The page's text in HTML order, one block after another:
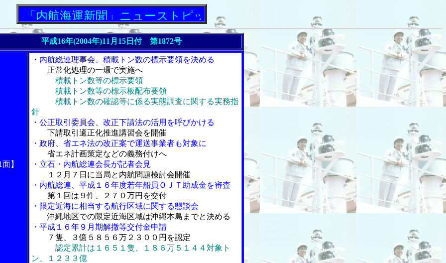
内航海運新聞」ニューストピックス
平成16年(2004年)11月15日付 第1872号
】
・内航総連理事会、積載トン数の標示要領を決める
正常化処理の一環で実施へ
積載トン数等の標示要領
積載トン数等の標示板配布要領
積載トン数の確認等に係る実態調査に関する実務指
針
・公正取引委員会、改正下請法の活用を呼びかける
下請取引適正化推進講習会を開催
・政府、省エネ法の改正案で運送事業者も対象に
省エネ計画策定などの義務付けへ
・立石・内航総連会長が記者会見
１２月７日に当局と内航問題検討会開催
・内航総連、平成１６年度若年船員ＯＪＴ助成金を審査
第１回は９件、２７０万円を交付
・限定近海に相当する航行区域に関する懇談会
沖縄地区での限定近海区域は沖縄本島までと決める
・平成１６年９月期解撤等交付金申請
７隻、３億５８５６万２３００円を認定
認定累計は１６５１隻、１８６万５１４４対象ト
ン、１２３３億